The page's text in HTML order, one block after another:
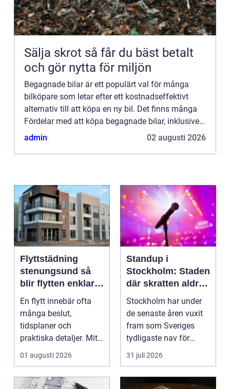
Sälja skrot så får du bäst betalt
och gör nytta för miljön
Begagnade bilar är ett populärt val för många
bilköpare som letar efter ett kostnadseffektivt
alternativ till att köpa en ny bil. Det finns många
Fördelar med att köpa begagnade bilar, inklusive
läg...
admin 02 augusti 2026
Flyttstädning
stenungsund så
blir flytten enklare
och mer trygg
En flytt innebär ofta
många beslut,
tidsplaner och
praktiska detaljer. Mitt
i allt hamnar
01 augusti 2026
Standup i
Stockholm: Staden
där skratten aldrig
tar paus
Stockholm har under
de senaste åren vuxit
fram som Sveriges
tydligaste nav för
livehumor....
31 juli 2026